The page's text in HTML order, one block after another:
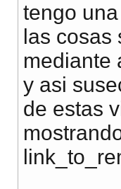
tengo
las
mediante
y asi
de estas